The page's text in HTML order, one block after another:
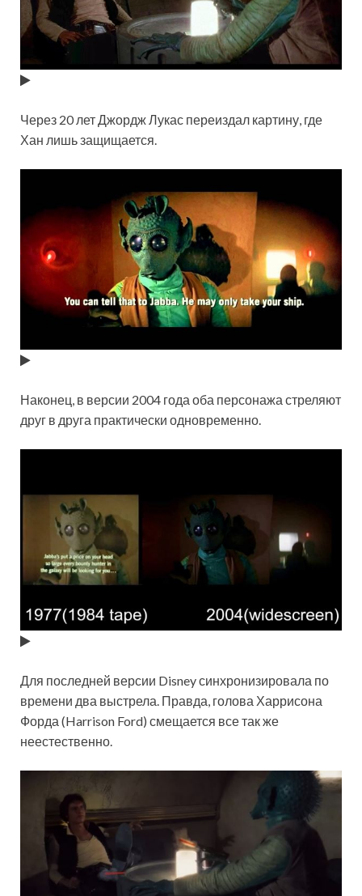
Через 20 лет Джордж Лукас переиздал картину, где
Хан лишь защищается.
Наконец, в версии 2004 года оба персонажа стреляют
друг в друга практически одновременно.
Для последней версии Disney синхронизировала по
времени два выстрела. Правда, голова Харрисона
Форда (Harrison Ford) смещается все так же
неестественно.